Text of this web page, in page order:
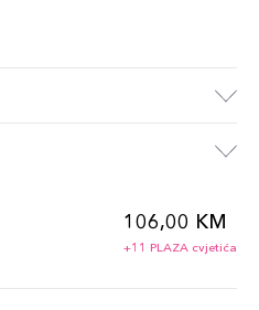
106,00 KM
+11 PLAZA cvjetića